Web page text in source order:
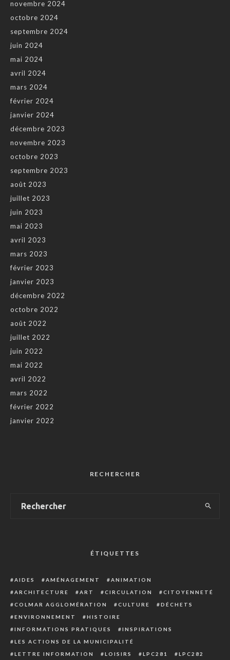
novembre 2024
octobre 2024
septembre 2024
juin 2024
mai 2024
avril 2024
mars 2024
février 2024
janvier 2024
décembre 2023
novembre 2023
octobre 2023
septembre 2023
août 2023
juillet 2023
juin 2023
mai 2023
avril 2023
mars 2023
février 2023
janvier 2023
décembre 2022
octobre 2022
août 2022
juillet 2022
juin 2022
mai 2022
avril 2022
mars 2022
février 2022
janvier 2022
RECHERCHER
ÉTIQUETTES
AIDES AMÉNAGEMENT
ANIMATION
ARCHITECTURE
ART CIRCULATION
CITOYENNETÉ
COLMAR AGGLOMÉRATION
CULTURE
DÉCHETS
ENVIRONNEMENT
HISTOIRE
INFORMATIONS PRATIQUES
INSPIRATIONS
LES ACTIONS DE LA MUNICIPALITÉ
LETTRE INFORMATION
LOISIRS LPC281
LPC282